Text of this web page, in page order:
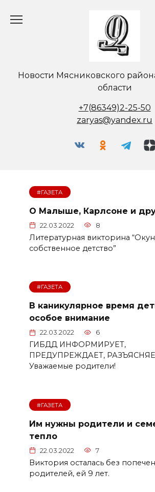
Новости Мясниковского
области
+7(86349)2-25-50
zaryas@yandex.ru
#ГАЗЕТА
О Малыше, Карлсоне и
22.03.2022 8
Литературная викторина
собственное детство”
#ГАЗЕТА
В каникулярное время
особое внимание
22.03.2022 6
ГИБДД ИНФОРМИРУЕТ,
ПРЕДУПРЕЖДАЕТ,
Уважаемые родители!
#ГАЗЕТА
Им нужны родители и
тепло
22.03.2022 7
Виктория осталась без
родителей, ей 9 лет.